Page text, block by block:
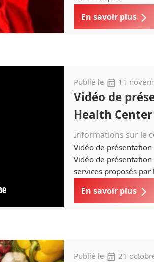
En savoir plus
Publié le 11
Vidéo de
Health Center
Informations sur le
Vidéo de
Vidéo de
services proposés par
En savoir plus
Publié le 21